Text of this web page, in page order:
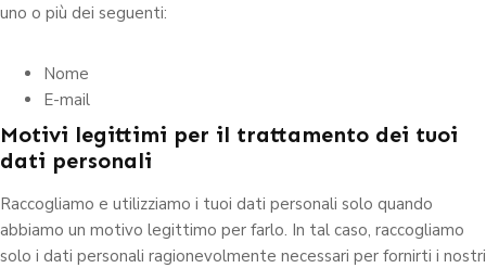
uno o più dei seguenti:
Nome
E-mail
Motivi legittimi per il trattamento dei tuoi
dati personali
Raccogliamo e utilizziamo i tuoi dati personali solo quando
abbiamo un motivo legittimo per farlo. In tal caso, raccogliamo
solo i dati personali ragionevolmente necessari per fornirti i nostri